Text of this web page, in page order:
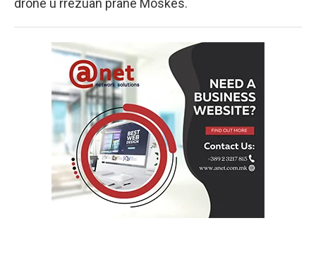
dronë u rrëzuan pranë Moskës.